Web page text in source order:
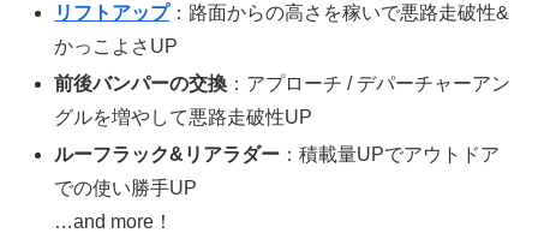
リフトアップ：路面からの高さを稼いで悪路走破性&
かっこよさUP
前後バンパーの交換 ：アプローチ / デパーチャーアン
グルを増やして悪路走破性UP
ルーフラック&リアラダー ：積載量UPでアウトドア
での使い勝手UP
…and more！